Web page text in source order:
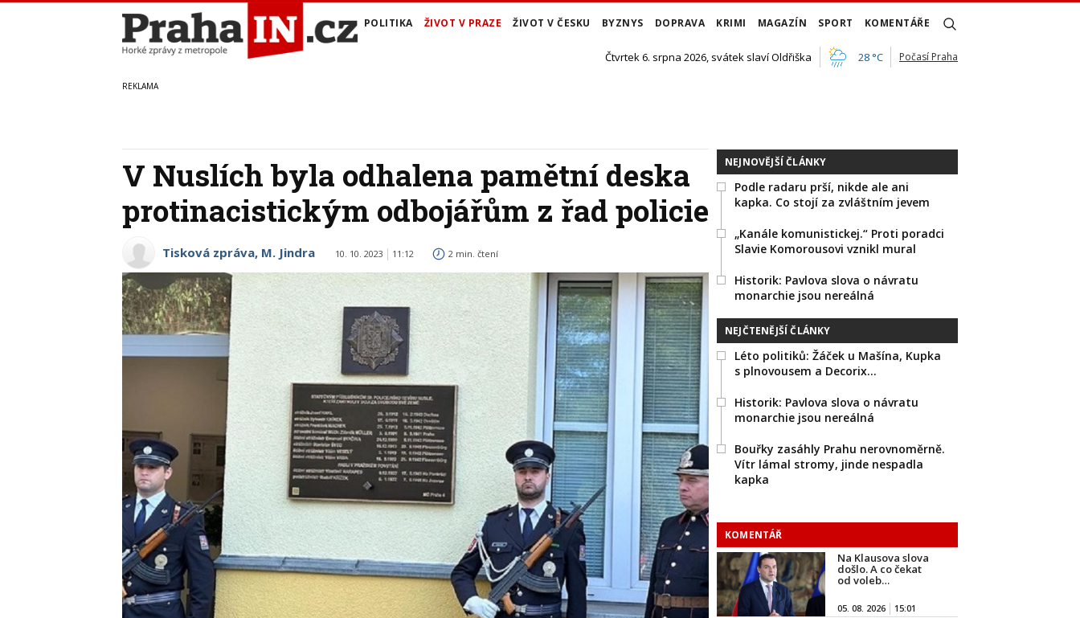
POLITIKA ŽIVOT V PRAZE ŽIVOT V ČESKU BYZNYS DOPRAVA KRIMI MAGAZÍN SPORT KOMENTÁŘE
Čtvrtek 6. srpna 2026, svátek slaví Oldřiška 28 °C Počasí Praha
V Nuslích byla odhalena pamětní deska
protinacistickým odbojářům z řad policie
Tisková zpráva, M. Jindra 10. 10. 2023 11:12 2 min. čtení
NEJNOVĚJŠÍ ČLÁNKY
Podle radaru prší, nikde ale ani
kapka. Co stojí za zvláštním jevem
„Kanále komunistickej.“ Proti poradci
Slavie Komorousovi vznikl mural
Historik: Pavlova slova o návratu
monarchie jsou nereálná
NEJČTENĚJŠÍ ČLÁNKY
Léto politiků: Žáček u Mašína, Kupka
s plnovousem a Decorix…
Historik: Pavlova slova o návratu
monarchie jsou nereálná
Bouřky zasáhly Prahu nerovnoměrně.
Vítr lámal stromy, jinde nespadla
kapka
KOMENTÁŘ
Na Klausova slova
došlo. A co čekat
od voleb…
05. 08. 2026 15:01